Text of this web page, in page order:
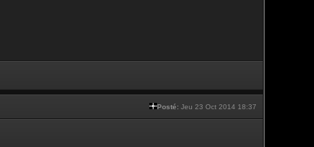
Posté: Jeu 23 Oct 2014 18:37